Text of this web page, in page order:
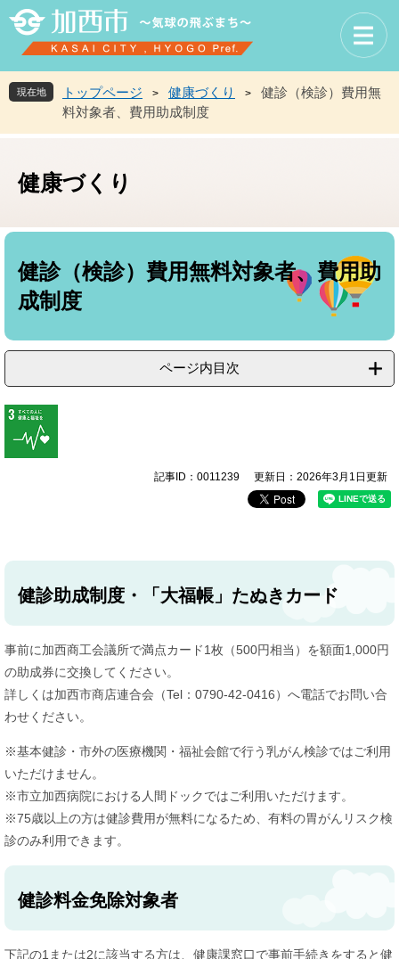
先
頭
を
飛
現在地 トップページ > 健康づくり >
健診（検診）費用無
料対象者、費用助成制度
健康づくり
本
健診（検診）費用無料対象者、費用助
成制度
ページ内目次
記事ID：0011239 更新日：2026年3月1日更新
健診助成制度・「大福帳」たぬきカード
事前に加西商工会議所で満点カード1枚（500円相当）を額面1,000円
の助成券に交換してください。
詳しくは加西市商店連合会（Tel：0790-42-0416）へ電話でお問い合
わせください。
※基本健診・市外の医療機関・福祉会館で行う乳がん検診ではご利用
いただけません。
※市立加西病院における人間ドックではご利用いただけます。
※75歳以上の方は健診費用が無料になるため、有料の胃がんリスク検
診のみ利用できます。
健診料金免除対象者
下記の1または2に該当する方は、健康課窓口で事前手続きをすると健